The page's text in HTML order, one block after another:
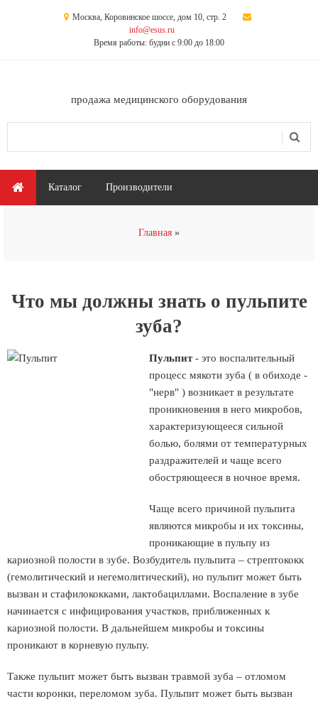
Москва, Коровинское шоссе, дом 10, стр. 2
info@esus.ru
Время работы: будни с 9:00 до 18:00
продажа медицинского оборудования
Главное меню
Каталог Производители
Главная
Что мы должны знать о пульпите
зуба?
Пульпит- это воспалительный
процесс мякоти зуба ( в обиходе -
"нерв" ) возникает в результате
проникновения в него микробов,
характеризующееся сильной
болью, болями от температурных
раздражителей и чаще всего
обостряющееся в ночное время.
Чаще всего причиной пульпита
являются микробы и их токсины,
проникающие в пульпу из
кариозной полости в зубе. Возбудитель пульпита – стрептококк
(гемолитический и негемолитический), но пульпит может быть
вызван и стафилококками, лактобациллами. Воспаление в зубе
начинается с инфицирования участков, приближенных к
кариозной полости. В дальнейшем микробы и токсины
проникают в корневую пульпу.
Также пульпит может быть вызван травмой зуба – отломом
части коронки, переломом зуба. Пульпит может быть вызван